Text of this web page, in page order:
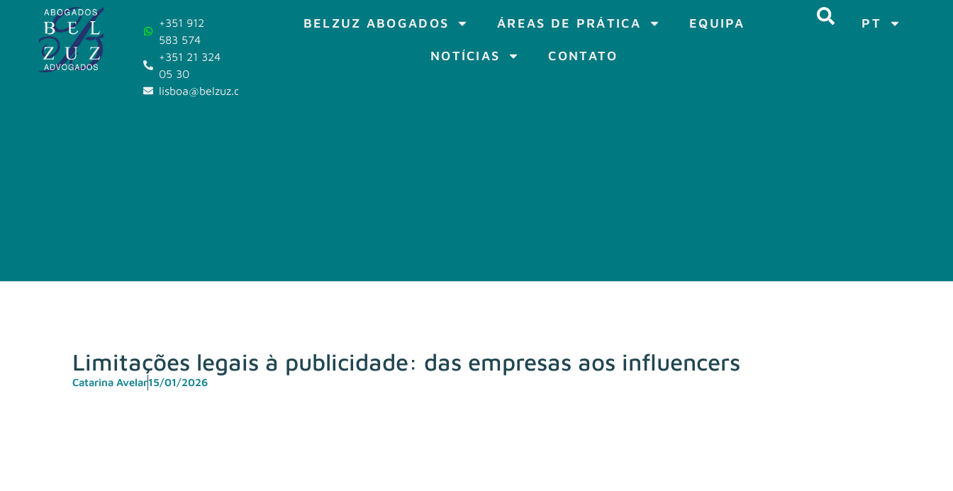
+351 912
583 574
+351 21 324
05 30
lisboa@belzuz.com
BELZUZ ABOGADOS ÁREAS DE PRÁTICA EQUIPA
NOTÍCIAS CONTATO
PT
Limitações legais à publicidade: das empresas aos influencers
Catarina Avelar15/01/2026